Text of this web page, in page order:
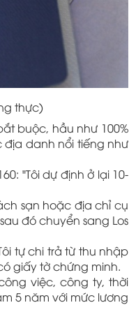
thực)
buộc, hầu như 100%
địa danh nổi tiếng như
"Tôi dự định ở lại 10-
sạn hoặc địa chỉ cụ
đó chuyển sang Los
tự chi trả từ thu nhập
giấy tờ chứng minh.
việc, công ty, thời
5 năm với mức lương